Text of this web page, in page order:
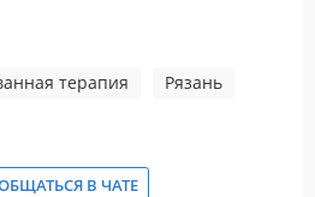
терапия Рязань
В ЧАТЕ